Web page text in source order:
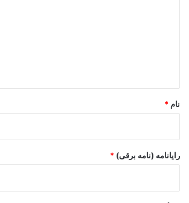
نام *
رایانامه (نامه برقی) *